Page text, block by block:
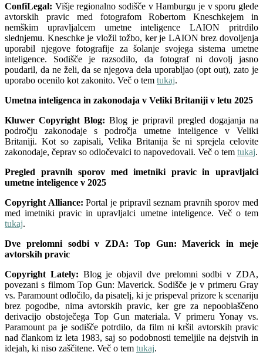
ConfiLegal: Višje regionalno sodišče v Hamburgu je v sporu glede
avtorskih pravic med fotografom Robertom Kneschkejem in
nemškim upravljalcem umetne inteligence LAION pritrdilo
slednjemu. Kneschke je vložil tožbo, ker je LAION brez dovoljenja
uporabil njegove fotografije za šolanje svojega sistema umetne
inteligence. Sodišče je razsodilo, da fotograf ni dovolj jasno
poudaril, da ne želi, da se njegova dela uporabljao (opt out), zato je
uporabo ocenilo kot zakonito. Več o tem tukaj.
Umetna inteligenca in zakonodaja v Veliki Britaniji v letu 2025
Kluwer Copyright Blog: Blog je pripravil pregled dogajanja na
področju zakonodaje s področja umetne inteligence v Veliki
Britaniji. Kot so zapisali, Velika Britanija še ni sprejela celovite
zakonodaje, čeprav so odločevalci to napovedovali. Več o tem tukaj.
Pregled pravnih sporov med imetniki pravic in upravljalci
umetne inteligence v 2025
Copyright Alliance: Portal je pripravil seznam pravnih sporov med
med imetniki pravic in upravljalci umetne inteligence. Več o tem
tukaj.
Dve prelomni sodbi v ZDA: Top Gun: Maverick in meje
avtorskih pravic
Copyright Lately: Blog je objavil dve prelomni sodbi v ZDA,
povezani s filmom Top Gun: Maverick. Sodišče je v primeru Gray
vs. Paramount odločilo, da pisatelj, ki je prispeval prizore k scenariju
brez pogodbe, nima avtorskih pravic, ker gre za nepooblaščeno
derivacijo obstoječega Top Gun materiala. V primeru Yonay vs.
Paramount pa je sodišče potrdilo, da film ni kršil avtorskih pravic
nad člankom iz leta 1983, saj so podobnosti temeljile na dejstvih in
idejah, ki niso zaščitene. Več o tem tukaj.